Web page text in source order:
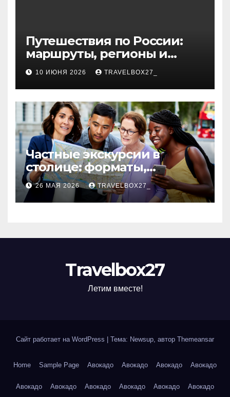
Путешествия по России:
маршруты, регионы и
особенности поездок
10 ИЮНЯ 2026 TRAVELBOX27_
Частные экскурсии в
столице: форматы,
маршруты и особенности
организации
26 МАЯ 2026 TRAVELBOX27_
Travelbox27
Летим вместе!
Сайт работает на WordPress Тема: Newsup, автор Themeansar
Home Sample Page Авокадо Авокадо Авокадо Авокадо
Авокадо Авокадо Авокадо Авокадо Авокадо Авокадо